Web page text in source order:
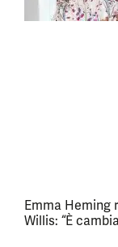
Emma Heming
Willis: “È